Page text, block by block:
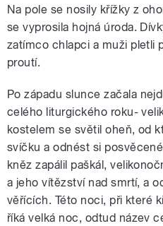
Na pole se nosily křížky z
se vyprosila hojná úroda.
zatímco chlapci a muži pletli
proutí.
Po západu slunce začala
celého liturgického roku-
kostelem se světil oheň, od
svíčku a odnést si
kněz zapálil paškál,
a jeho vítězství nad smrtí, a
věřících. Této noci, při které
říká velká noc, odtud název